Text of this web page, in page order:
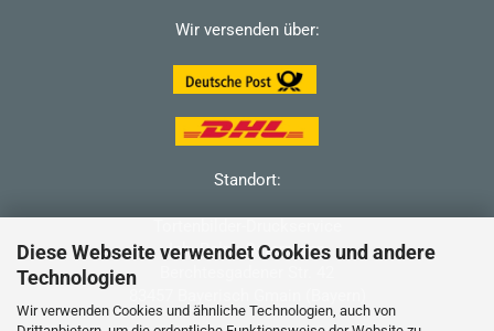
Diese Webseite verwendet Cookies und andere
Technologien
Wir verwenden Cookies und ähnliche Technologien, auch von
Wir versenden über:
Standort:
Inh: Ralph Ostermann